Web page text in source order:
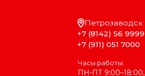
Петрозаводск
+7 (8142) 56 9999
+7 (911) 051 7000
Часы работы:
ПН-ПТ 9:00–18:00,